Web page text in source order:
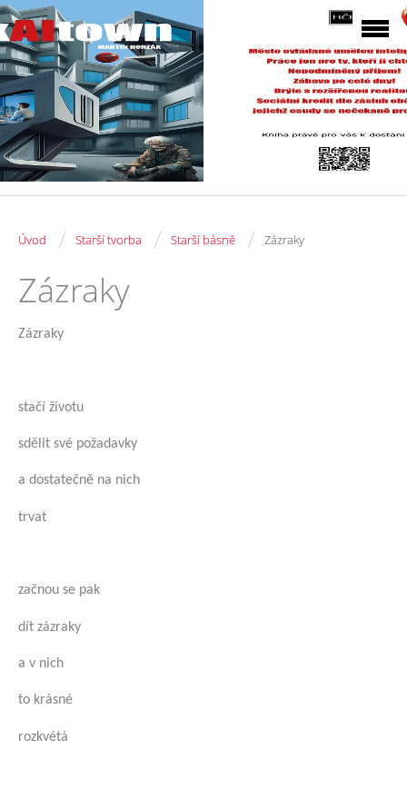
Úvod / Starší tvorba / Starší básně / Zázraky
Zázraky
Zázraky
stačí životu
sdělit své požadavky
a dostatečně na nich
trvat
začnou se pak
dít zázraky
a v nich
to krásné
rozkvétá